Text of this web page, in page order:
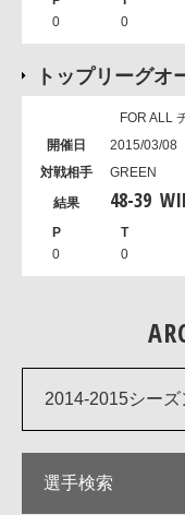
0 0
トップリーグオ
FOR ALL
2015/03/08
GREEN
48-39
0 0
2014-2015シーズ
選手検索